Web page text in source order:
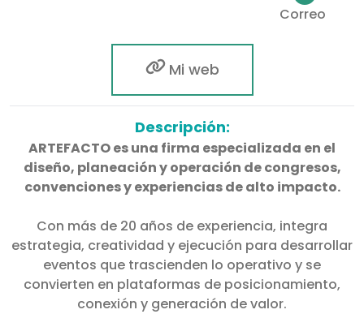
Correo
Mi web
Descripción:
ARTEFACTO es una firma especializada en el
diseño, planeación y operación de congresos,
convenciones y experiencias de alto impacto.
Con más de 20 años de experiencia, integra
estrategia, creatividad y ejecución para desarrollar
eventos que trascienden lo operativo y se
convierten en plataformas de posicionamiento,
conexión y generación de valor.